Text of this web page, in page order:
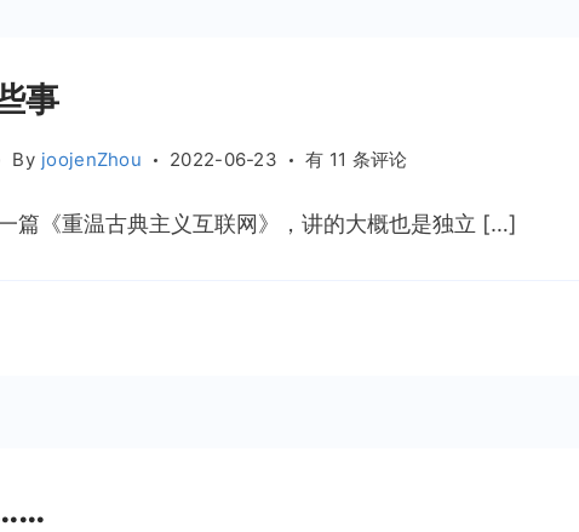
事
By joojenZhou 2022-06-23
独
建
有 11 条评论
篇《重温古典主义互联网》，讲的大概也是独立 […]